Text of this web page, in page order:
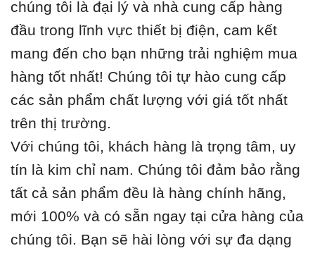
chúng tôi là đại lý và nhà cung cấp hàng
đầu trong lĩnh vực thiết bị điện, cam kết
mang đến cho bạn những trải nghiệm mua
hàng tốt nhất! Chúng tôi tự hào cung cấp
các sản phẩm chất lượng với giá tốt nhất
trên thị trường.
Với chúng tôi, khách hàng là trọng tâm, uy
tín là kim chỉ nam. Chúng tôi đảm bảo rằng
tất cả sản phẩm đều là hàng chính hãng,
mới 100% và có sẵn ngay tại cửa hàng của
chúng tôi. Bạn sẽ hài lòng với sự đa dạng